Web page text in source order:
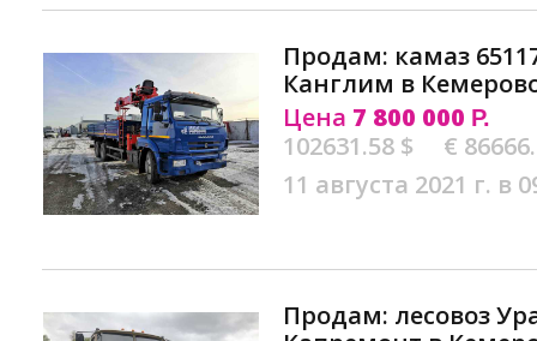
Продам: камаз
Канглим в
Цена 7 800 000 Р.
102631.58 $
€
11 августа 2021 г. в
Продам: лесовоз